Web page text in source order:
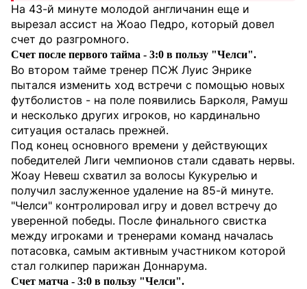
На 43-й минуте молодой англичанин еще и
вырезал ассист на Жоао Педро, который довел
счет до разгромного.
Счет после первого тайма - 3:0 в пользу "Челси".
Во втором тайме тренер ПСЖ Луис Энрике
пытался изменить ход встречи с помощью новых
футболистов - на поле появились Барколя, Рамуш
и несколько других игроков, но кардинально
ситуация осталась прежней.
Под конец основного времени у действующих
победителей Лиги чемпионов стали сдавать нервы.
Жоау Невеш схватил за волосы Кукурелью и
получил заслуженное удаление на 85-й минуте.
"Челси" контролировал игру и довел встречу до
уверенной победы. После финального свистка
между игроками и тренерами команд началась
потасовка, самым активным участником которой
стал голкипер парижан Доннарума.
Счет матча - 3:0 в пользу "Челси".